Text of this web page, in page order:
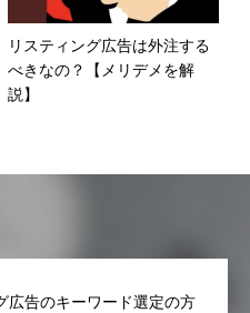
リスティング広告は外注する
べきなの？【メリデメを解
説】
広告のキーワード選定の方